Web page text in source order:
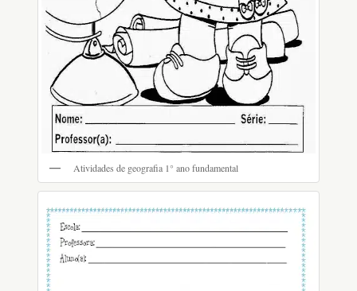
Atividades de geografia 1° ano fundamental